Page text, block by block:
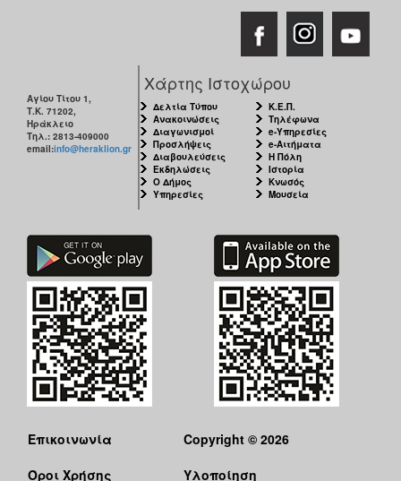
Αγίου Τίτου 1,
Τ.Κ. 71202,
Ηράκλειο
Τηλ.: 2813-409000
email:info@heraklion.gr
Χάρτης Ιστοχώρου
Δελτία Τύπου
Ανακοινώσεις
Διαγωνισμοί
Προσλήψεις
Διαβουλεύσεις
Εκδηλώσεις
Ο Δήμος
Υπηρεσίες
Κ.Ε.Π.
Τηλέφωνα
e-Υπηρεσίες
e-Αιτήματα
Η Πόλη
Ιστορία
Κνωσός
Μουσεία
Επικοινωνία
Όροι Χρήσης
Copyright © 2026
Υλοποίηση